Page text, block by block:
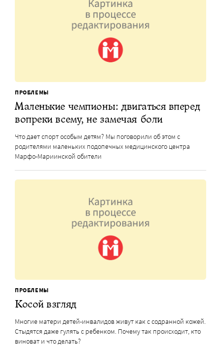
ПРОБЛЕМЫ
Маленькие чемпионы: двигаться вперед
вопреки всему, не замечая боли
Что дает спорт особым детям? Мы поговорили об этом с
родителями маленьких подопечных медицинского центра
Марфо-Мариинской обители
ПРОБЛЕМЫ
Косой взгляд
Многие матери детей-инвалидов живут как с содранной кожей.
Стыдятся даже гулять с ребенком. Почему так происходит, кто
виноват и что делать?